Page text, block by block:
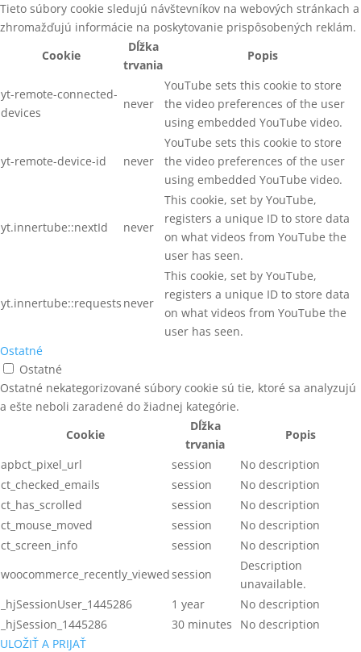
Tieto súbory cookie sledujú návštevníkov na webových stránkach a
zhromažďujú informácie na poskytovanie prispôsobených reklám.
Cookie
Dĺžka
trvania
Popis
yt-remote-connected-
devices
never
YouTube sets this cookie to store
the video preferences of the user
using embedded YouTube video.
yt-remote-device-id never
YouTube sets this cookie to store
the video preferences of the user
using embedded YouTube video.
yt.innertube::nextId never
This cookie, set by YouTube,
registers a unique ID to store data
on what videos from YouTube the
user has seen.
yt.innertube::requests never
This cookie, set by YouTube,
registers a unique ID to store data
on what videos from YouTube the
user has seen.
Ostatné
Ostatné
Ostatné nekategorizované súbory cookie sú tie, ktoré sa analyzujú
a ešte neboli zaradené do žiadnej kategórie.
Cookie
Dĺžka
trvania
Popis
apbct_pixel_url
session
No description
ct_checked_emails
session
No description
ct_has_scrolled
session
No description
ct_mouse_moved
session
No description
ct_screen_info
session
No description
woocommerce_recently_viewedsession
Description
unavailable.
_hjSessionUser_1445286
1 year
No description
_hjSession_1445286
30 minutes
No description
ULOŽIŤ A PRIJAŤ